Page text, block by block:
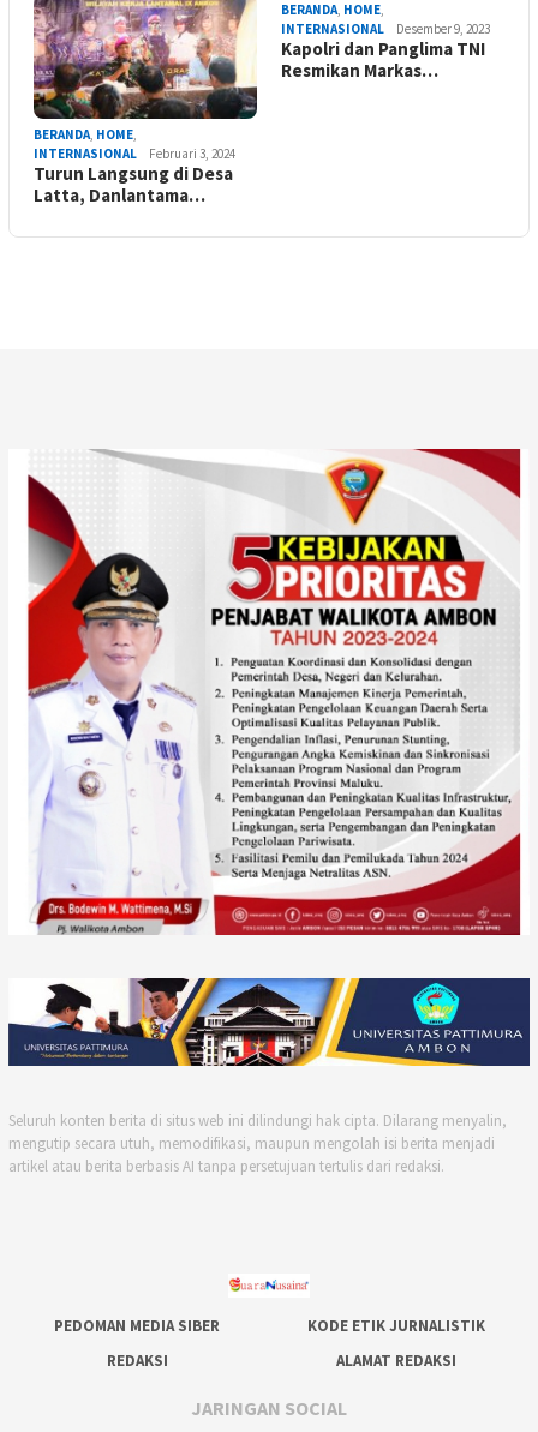
BERANDA, HOME,
INTERNASIONAL
Februari 3, 2024
Turun Langsung di Desa
Latta, Danlantama…
BERANDA, HOME,
INTERNASIONAL
Desember 9, 2023
Kapolri dan Panglima TNI
Resmikan Markas…
Seluruh konten berita di situs web ini dilindungi hak cipta. Dilarang menyalin,
mengutip secara utuh, memodifikasi, maupun mengolah isi berita menjadi
artikel atau berita berbasis AI tanpa persetujuan tertulis dari redaksi.
PEDOMAN MEDIA SIBER
KODE ETIK JURNALISTIK
REDAKSI
ALAMAT REDAKSI
JARINGAN SOCIAL